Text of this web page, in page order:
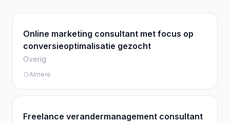
Online marketing consultant met focus op
conversieoptimalisatie gezocht
Overig
Almere
Freelance verandermanagement consultant